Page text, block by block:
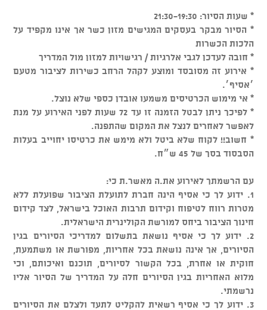
* שעות הסיור: 21:30-19:30
* הסיור מבקר בעסקים המגישים מזון כשר אך אינו מקפיד על
הלכות הכשרות
* חובה לעדכן לגבי אלרגיות / רגישויות למזון מול המדריך
* אירוע זה מסובסד ומוצע לקהל הרחב כשירות לציבור מטעם
׳אסיף׳.
* אי מימוש הכרטיסים משמעו אובדן כספי שלא נוצל.
* לפיכך ניתן לבטל הזמנה זו עד 72 שעות לפני האירוע על מנת
לאפשר לאחרים לנצל את המקום שהתפנה.
* חשוב!! לקוח שלא ביטל ולא מימש את כרטיסו יחוייב בעלות
הסבסוד בסך של 45 ש״ח.
עם הרשמתך לאירוע את.ה מאשר.ת כי:
1. ידוע לך כי אסיף הינה חברת לתועלת הציבור שפועלת ללא
מטרות רווח לטיפוח וקידום תרבות האוכל בישראל, לצד קידום
חינוך הציבור ביחס למורשת הקולינרית הישראלית.
2. ידוע לך כי אסיף נושאת בתשלום למדריכי הסיורים בגין
הסיורים, אך אינה נושאת בכל אחריות, מפורשת או משתמעת,
חוקית או אחרת, בכל הקשור לסיורים, תוכנם ואיכותם, וכי
מלוא האחריות בגין הסיורים חלה על המדריך של הסיור אליו
נרשמתי.
3. ידוע לך כי אסיף רשאית להקליט לתעד ולצלם את הסיורים